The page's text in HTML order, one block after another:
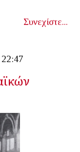
Συνεχίστε...